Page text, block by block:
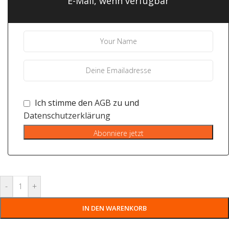
Ich stimme den AGB zu und
Datenschutzerklärung
Abonniere jetzt
- +
IN DEN WARENKORB